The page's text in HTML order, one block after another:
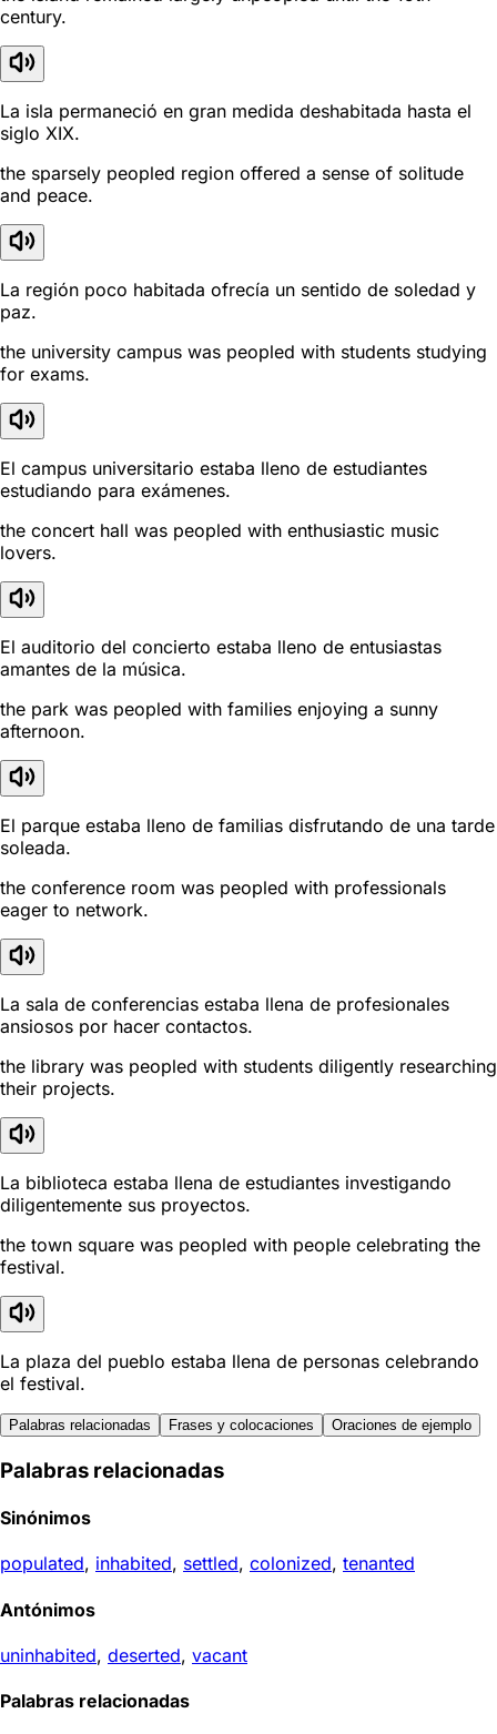
century.
La isla permaneció en gran medida deshabitada hasta el
siglo XIX.
the sparsely peopled region offered a sense of solitude
and peace.
La región poco habitada ofrecía un sentido de soledad y
paz.
the university campus was peopled with students studying
for exams.
El campus universitario estaba lleno de estudiantes
estudiando para exámenes.
the concert hall was peopled with enthusiastic music
lovers.
El auditorio del concierto estaba lleno de entusiastas
amantes de la música.
the park was peopled with families enjoying a sunny
afternoon.
El parque estaba lleno de familias disfrutando de una tarde
soleada.
the conference room was peopled with professionals
eager to network.
La sala de conferencias estaba llena de profesionales
ansiosos por hacer contactos.
the library was peopled with students diligently researching
their projects.
La biblioteca estaba llena de estudiantes investigando
diligentemente sus proyectos.
the town square was peopled with people celebrating the
festival.
La plaza del pueblo estaba llena de personas celebrando
el festival.
Palabras relacionadas Frases y colocaciones Oraciones de ejemplo
Palabras relacionadas
Sinónimos
populated, inhabited, settled, colonized, tenanted
Antónimos
uninhabited, deserted, vacant
Palabras relacionadas